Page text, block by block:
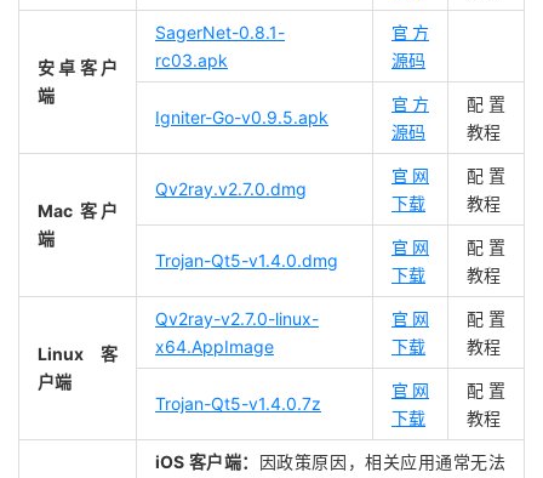
安卓客户
端
SagerNet-0.8.1-
rc03.apk
官方
源码
Igniter-Go-v0.9.5.apk
官方
源码
配置
教程
Mac 客户
端
Qv2ray.v2.7.0.dmg
官网
下载
配置
教程
Trojan-Qt5-v1.4.0.dmg
官网
下载
配置
教程
Linux 客
户端
Qv2ray-v2.7.0-linux-
x64.AppImage
官网
下载
配置
教程
Trojan-Qt5-v1.4.0.7z
官网
下载
配置
教程
iOS 客户端： 因政策原因，相关应用通常无法